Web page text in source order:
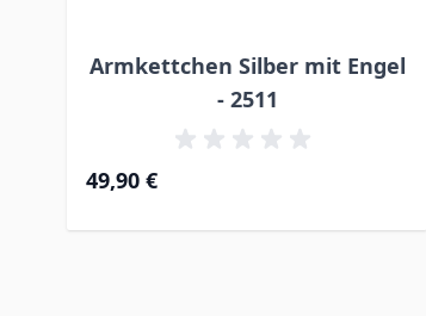
Armkettchen Silber mit Engel
- 2511
49,90 €